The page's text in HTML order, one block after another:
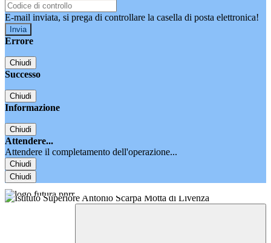
E-mail inviata, si prega di controllare la casella di posta elettronica!
Errore
Chiudi
Successo
Chiudi
Informazione
Chiudi
Attendere...
Attendere il completamento dell'operazione...
Chiudi
Chiudi